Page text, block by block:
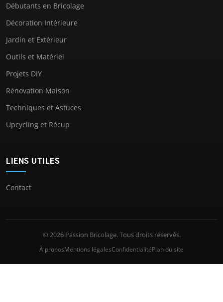
Débutants en Bricolage
Décoration Intérieure
Jardin et Extérieur
Outils et Matériel
Projets DIY
Rénovation Maison
Techniques et Astuces
Upcycling et Récup
LIENS UTILES
Contact
© 2026 Passion Bricolage. Tous droits réservés.
À proposMentions légalesConfidentialitéPlan du site